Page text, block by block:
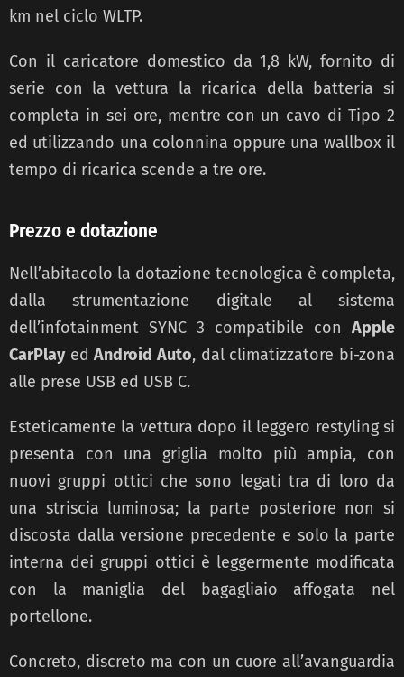
km nel ciclo WLTP.
Con il caricatore domestico da 1,8 kW, fornito di
serie con la vettura la ricarica della batteria si
completa in sei ore, mentre con un cavo diTipo 2
ed utilizzando una colonnina oppure una wallbox il
tempo di ricarica scende a tre ore.
Prezzo e dotazione
Nell’abitacolo la dotazione tecnologica è completa,
dalla strumentazione digitale al sistema
dell’infotainment SYNC 3 compatibile con Apple
CarPlayedAndroid Auto, dal climatizzatore bi-zona
alle prese USB ed USB C.
Esteticamente la vettura dopo il leggero restyling si
presenta con una griglia molto più ampia, con
nuovi gruppi ottici che sono legati tra di loro da
una striscia luminosa; la parte posteriore non si
discosta dalla versione precedente e solo la parte
interna dei gruppi ottici è leggermente modificata
con la maniglia del bagagliaio affogata nel
portellone.
Concreto, discreto ma con un cuore all’avanguardia